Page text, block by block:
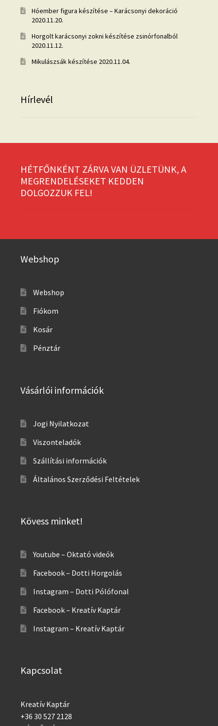
Hóember figura készítése – Karácsonyi dekoráció
2020.11.20.
Horgolt karácsonyi zokni készítése zsinórfonalból
2020.11.12.
Mikulászsák készítése 2020.11.04.
Hírlevél
HÉTFŐNKÉNT ZÁRVA VAN ÜZLETÜNK, A
MEGRENDELÉSEKET KEDDEN
DOLGOZZUK FEL!
Webshop
Webshop
Fiókom
Kosár
Pénztár
Vásárlói információk
Jogi Nyilatkozat
Viszonteladók
Szállítási információk
Általános Szerződési Feltételek
Kövess minket!
Youtube – Oktató videók
Facebook – Dotti Horgolás
Instagram – Dotti Pólófonal
Facebook – Kreatív Kaptár
Instagram – Kreatív Kaptár
Kapcsolat
Kreatív Kaptár
+36 30 527 2128